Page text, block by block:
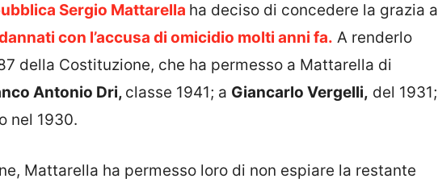
Sergio Mattarella ha deciso di concedere la grazia a
con l’accusa di omicidio molti anni fa. A renderlo
della Costituzione, che ha permesso a Mattarella di
Antonio Dri, classe 1941; a Giancarlo Vergelli, del 1931;
nel 1930.
Mattarella ha permesso loro di non espiare la restante